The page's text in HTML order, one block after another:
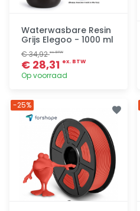
Waterwasbare Resin
Grijs Elegoo - 1000 ml
€ 34,92ex. BTW
€ 28,31 ex. BTW
Op voorraad
-25%